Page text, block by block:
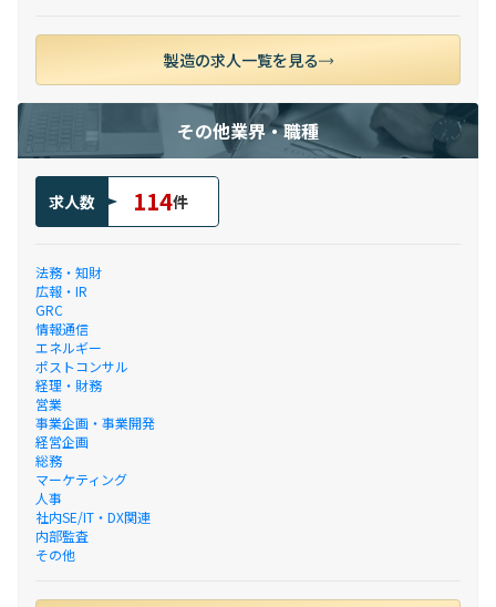
製造の求人一覧を見る
その他業界・職種
求人数 114件
法務・知財
広報・IR
GRC
情報通信
エネルギー
ポストコンサル
経理・財務
営業
事業企画・事業開発
経営企画
総務
マーケティング
人事
社内SE/IT・DX関連
内部監査
その他